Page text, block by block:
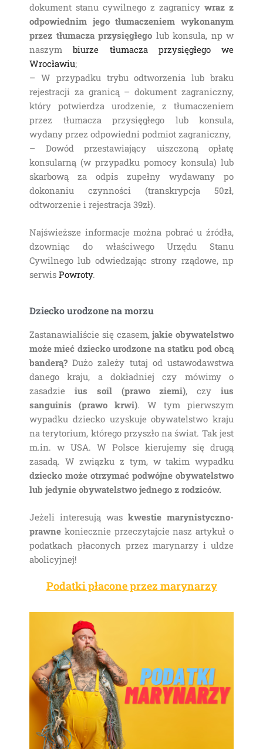
dokument stanu cywilnego z zagranicy wraz z
odpowiednim jego tłumaczeniem wykonanym
przez tłumacza przysięgłego lub konsula, np w
naszym biurze tłumacza przysięgłego we
Wrocławiu;
– W przypadku trybu odtworzenia lub braku
rejestracji za granicą – dokument zagraniczny,
który potwierdza urodzenie, z tłumaczeniem
przez tłumacza przysięgłego lub konsula,
wydany przez odpowiedni podmiot zagraniczny,
– Dowód przestawiający uiszczoną opłatę
konsularną (w przypadku pomocy konsula) lub
skarbową za odpis zupełny wydawany po
dokonaniu czynności (transkrypcja 50zł,
odtworzenie i rejestracja 39zł).
Najświeższe informacje można pobrać u źródła,
dzowniąc do właściwego Urzędu Stanu
Cywilnego lub odwiedzając strony rządowe, np
serwis Powroty.
Dziecko urodzone na morzu
Zastanawialiście się czasem,jakie obywatelstwo
może mieć dziecko urodzone na statku pod obcą
banderą? Dużo zależy tutaj od ustawodawstwa
danego kraju, a dokładniej czy mówimy o
zasadzie ius soil (prawo ziemi), czy ius
sanguinis (prawo krwi). W tym pierwszym
wypadku dziecko uzyskuje obywatelstwo kraju
na terytorium, którego przyszło na świat. Tak jest
m.in. w USA. W Polsce kierujemy się drugą
zasadą. W związku z tym, w takim wypadku
dziecko może otrzymać podwójne obywatelstwo
lub jedynie obywatelstwo jednego z rodziców.
Jeżeli interesują was kwestie marynistyczno-
prawne koniecznie przeczytajcie nasz artykuł o
podatkach płaconych przez marynarzy i uldze
abolicyjnej!
Podatki płacone przez marynarzy